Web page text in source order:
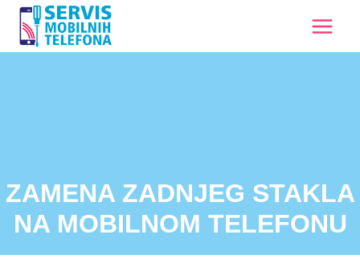
ZAMENA ZADNJEG STAKLA
NA MOBILNOM TELEFONU